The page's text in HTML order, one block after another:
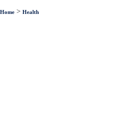
Home > Health